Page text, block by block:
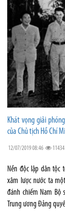
Khát vọng giải
của Chủ tịch Hồ Chí
12/07/2019 08:46 11434
Nền độc lập dân tộc
xâm lược nước ta
đánh chiếm Nam Bộ
Trung ương Đảng